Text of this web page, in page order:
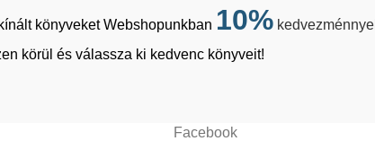
könyveket Webshopunkban 10% kedvezménnyel
körül és válassza ki kedvenc könyveit!
Facebook